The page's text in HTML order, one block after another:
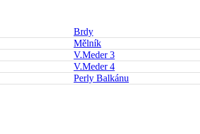
Brdy
Mělník
V.Meder 3
V.Meder 4
Perly Balkánu